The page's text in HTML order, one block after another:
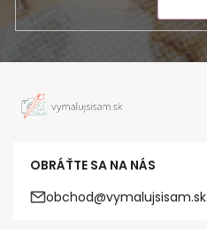
OBRÁŤTE SA NA NÁS
obchod@vymalujsisam.sk